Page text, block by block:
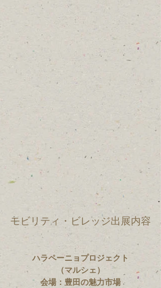
モビリティ・ビレッジ出展内容
ハラペーニョプロジェクト
（マルシェ）
会場：豊田の魅力市場